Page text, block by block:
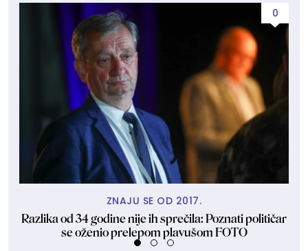
0
ZNAJU SE OD 2017.
Razlika od 34 godine nije ih sprečila: Poznati političar
se oženio prelepom plavušom FOTO